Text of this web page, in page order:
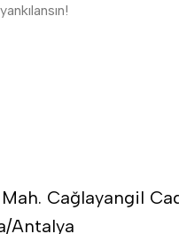
Cağlayangil
Antalya